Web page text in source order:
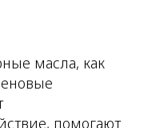
масла, как
помогают